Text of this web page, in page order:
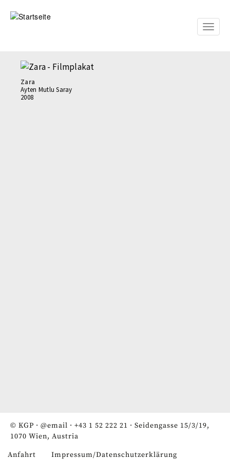
zum
Toggle
Zara
Ayten Mutlu Saray
2008
© KGP · @email · +43 1 52 222 21 · Seidengasse 15/3/19,
1070 Wien, Austria
Anfahrt Impressum/Datenschutzerklärung